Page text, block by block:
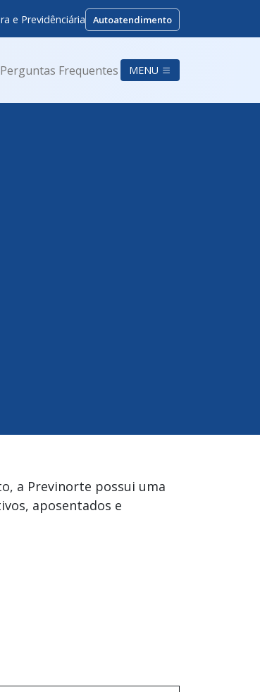
e Previdênciária Autoatendimento
Perguntas Frequentes MENU
a Previnorte possui uma
aposentados e